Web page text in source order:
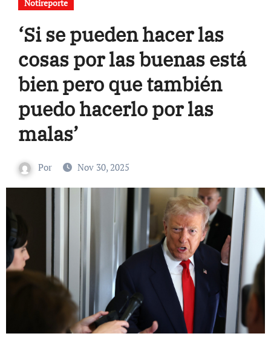
Notireporte
‘Si se pueden hacer las
cosas por las buenas está
bien pero que también
puedo hacerlo por las
malas’
Por Nov 30, 2025